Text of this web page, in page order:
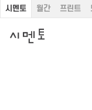
시멘토 월간 프린트